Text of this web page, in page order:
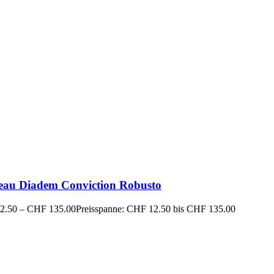
Diadem Conviction Robusto
– CHF 135.00Preisspanne: CHF 12.50 bis CHF 135.00